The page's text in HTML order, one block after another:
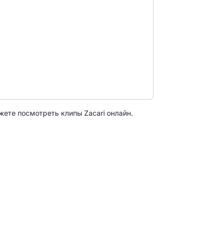
посмотреть клипы Zacari онлайн.